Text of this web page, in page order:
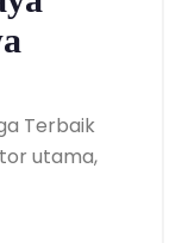
Terbaik
utama,